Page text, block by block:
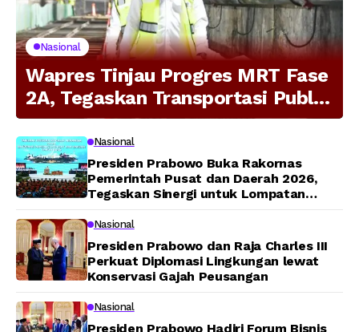
Nasional
Wapres Tinjau Progres MRT Fase
2A, Tegaskan Transportasi Publik
Modern Jadi Prioritas Nasional
Nasional
Presiden Prabowo Buka Rakornas
Pemerintah Pusat dan Daerah 2026,
Tegaskan Sinergi untuk Lompatan
Nasional
Presiden Prabowo dan Raja Charles III
Perkuat Diplomasi Lingkungan lewat
Konservasi Gajah Peusangan
Nasional
Presiden Prabowo Hadiri Forum Bisnis